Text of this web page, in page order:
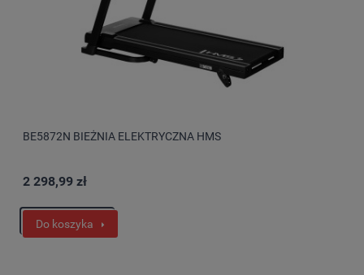
BE5872N BIEŻNIA ELEKTRYCZNA HMS
2 298,99 zł
Do koszyka